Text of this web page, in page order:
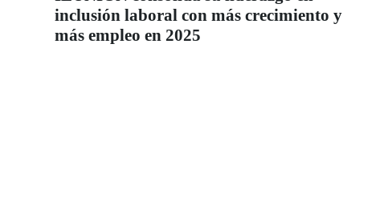
inclusión laboral con más crecimiento y
más empleo en 2025